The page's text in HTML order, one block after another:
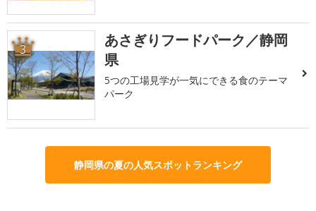
3
あさぎりフードパーク／静岡
県
5つの工場見学が一気にできる食のテーマ
パーク
静岡県の夏の人気スポットランキング